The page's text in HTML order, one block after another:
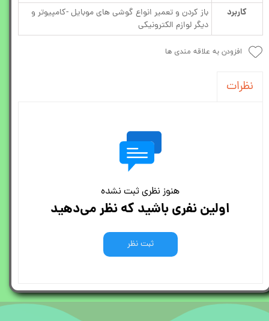
کاربرد
باز کردن و تعمیر انواع گوشی های موبایل -کامپیوتر و
دیگر لوازم الکترونیکی
افزودن به علاقه مندی ها
نظرات
هنوز نظری ثبت نشده
اولین نفری باشید که نظر می‌دهید
ثبت نظر